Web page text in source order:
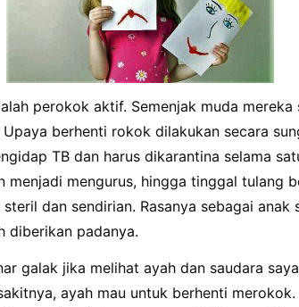
perokok aktif. Semenjak muda mereka
berhenti rokok dilakukan secara
TB dan harus dikarantina selama
menjadi mengurus, hingga tinggal tulang
dan sendirian. Rasanya sebagai anak
diberikan padanya.
galak jika melihat ayah dan saudara
ayah mau untuk berhenti